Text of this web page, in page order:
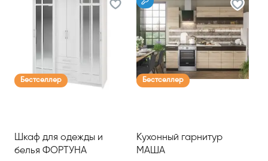
Бестселлер
Шкаф для одежды и
белья ФОРТУНА
Бестселлер
Кухонный гарнитур
МАША